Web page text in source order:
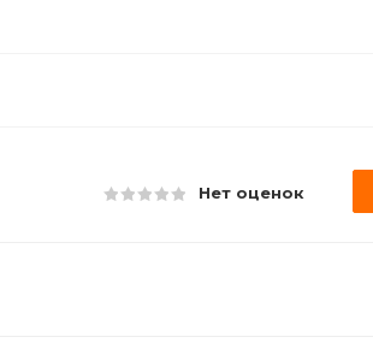
Нет оценок